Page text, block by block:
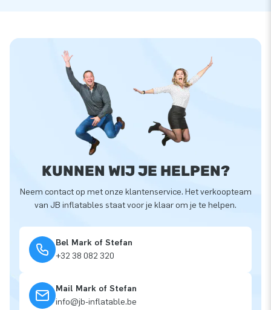
KUNNEN WIJ JE HELPEN?
Neem contact op met onze klantenservice. Het verkoopteam
van JB inflatables staat voor je klaar om je te helpen.
Bel Mark of Stefan
+32 38 082 320
Mail Mark of Stefan
info@jb-inflatable.be